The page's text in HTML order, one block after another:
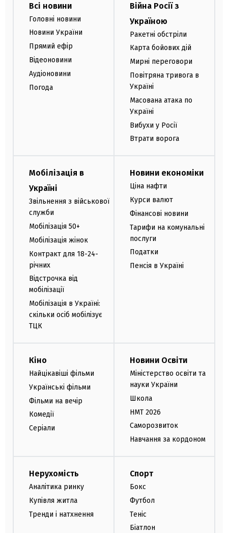
Всі новини
Головні новини
Новини України
Прямий ефір
Відеоновини
Аудіоновини
Погода
Війна Росії з
Україною
Ракетні обстріли
Карта бойових дій
Мирні переговори
Повітряна тривога в
Україні
Масована атака по
Україні
Вибухи у Росії
Втрати ворога
Мобілізація в
Україні
Звільнення з військової
служби
Мобілізація 50+
Мобілізація жінок
Контракт для 18-24-
річних
Відстрочка від
мобілізації
Мобілізація в Україні:
скільки осіб мобілізує
ТЦК
Новини економіки
Ціна нафти
Курси валют
Фінансові новини
Тарифи на комунальні
послуги
Податки
Пенсія в Україні
Кіно
Найцікавіші фільми
Українські фільми
Фільми на вечір
Комедії
Серіали
Новини Освіти
Міністерство освіти та
науки України
Школа
НМТ 2026
Саморозвиток
Навчання за кордоном
Нерухомість
Аналітика ринку
Купівля житла
Тренди і натхнення
Спорт
Бокс
Футбол
Теніс
Біатлон